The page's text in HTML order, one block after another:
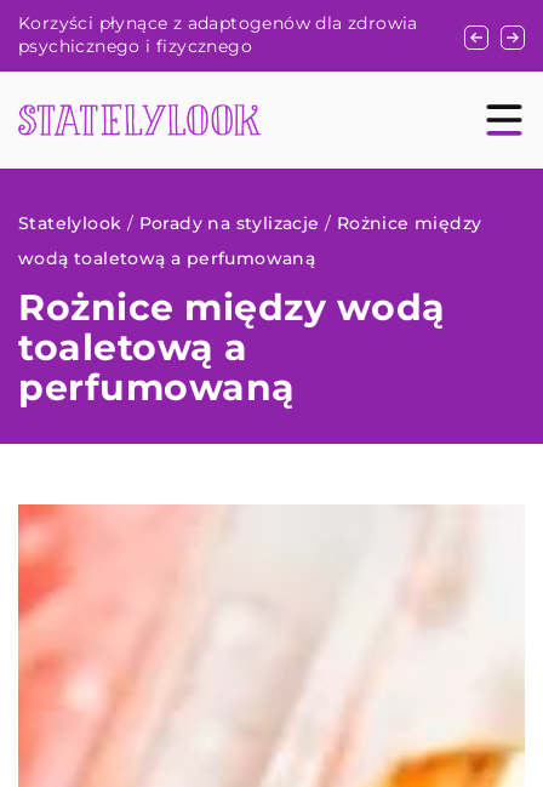
Jak wybrać wymarzone buty ślubne, które
połączą styl i komfort?
Jak
z
Statelylook / Porady na stylizacje / Rożnice między
wodą toaletową a perfumowaną
Rożnice między wodą
toaletową a
perfumowaną